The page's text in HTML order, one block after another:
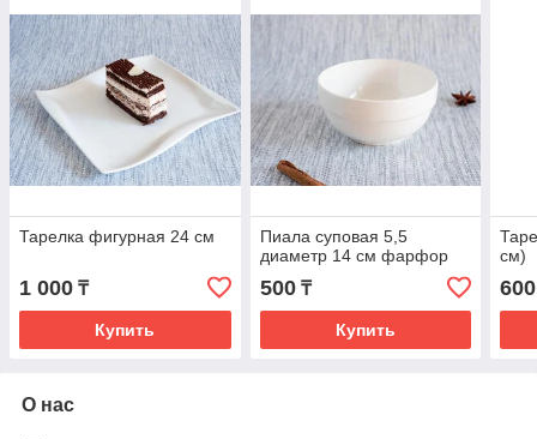
Тарелка фигурная 24 см
1 000 ₸
Купить
Пиала суповая 5,5
диаметр 14 см фарфор
500₸
Купить
см)
600
О нас